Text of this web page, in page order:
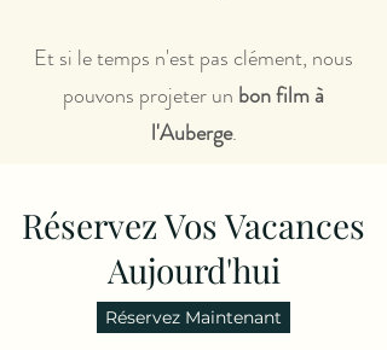
Et si le temps n'est pas clément, nous
pouvons projeter un bon film à
l'Auberge.
Réservez Vos Vacances
Aujourd'hui
Réservez Maintenant